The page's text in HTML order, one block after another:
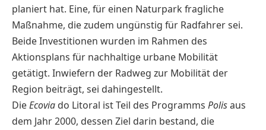
planiert hat. Eine, für einen Naturpark fragliche
Maßnahme, die zudem ungünstig für Radfahrer sei.
Beide Investitionen wurden im Rahmen des
Aktionsplans für nachhaltige urbane Mobilität
getätigt. Inwiefern der Radweg zur Mobilität der
Region beiträgt, sei dahingestellt.
DieEcovia do Litoral ist Teil des Programms Polisaus
dem Jahr 2000, dessen Ziel darin bestand, die